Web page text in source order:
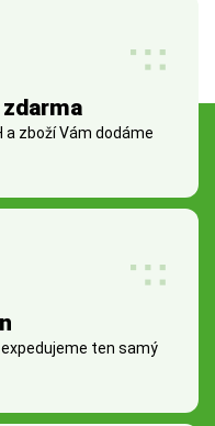
zdarma
a zboží Vám dodáme
ten samý